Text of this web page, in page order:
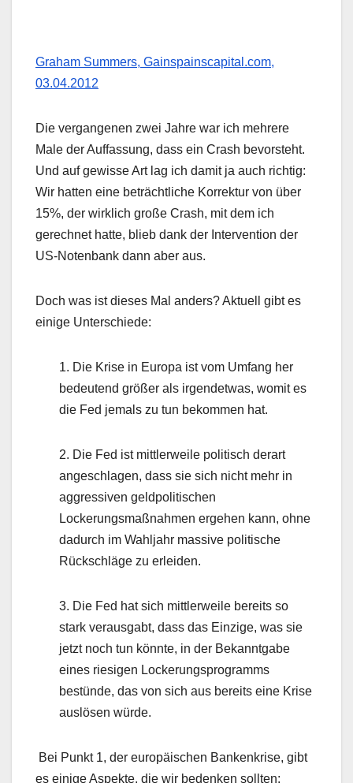
Graham Summers, Gainspainscapital.com,
03.04.2012
Die vergangenen zwei Jahre war ich mehrere
Male der Auffassung, dass ein Crash bevorsteht.
Und auf gewisse Art lag ich damit ja auch richtig:
Wir hatten eine beträchtliche Korrektur von über
15%, der wirklich große Crash, mit dem ich
gerechnet hatte, blieb dank der Intervention der
US-Notenbank dann aber aus.
Doch was ist dieses Mal anders? Aktuell gibt es
einige Unterschiede:
1. Die Krise in Europa ist vom Umfang her
bedeutend größer als irgendetwas, womit es
die Fed jemals zu tun bekommen hat.
2. Die Fed ist mittlerweile politisch derart
angeschlagen, dass sie sich nicht mehr in
aggressiven geldpolitischen
Lockerungsmaßnahmen ergehen kann, ohne
dadurch im Wahljahr massive politische
Rückschläge zu erleiden.
3. Die Fed hat sich mittlerweile bereits so
stark verausgabt, dass das Einzige, was sie
jetzt noch tun könnte, in der Bekanntgabe
eines riesigen Lockerungsprogramms
bestünde, das von sich aus bereits eine Krise
auslösen würde.
Bei Punkt 1, der europäischen Bankenkrise, gibt
es einige Aspekte, die wir bedenken sollten: